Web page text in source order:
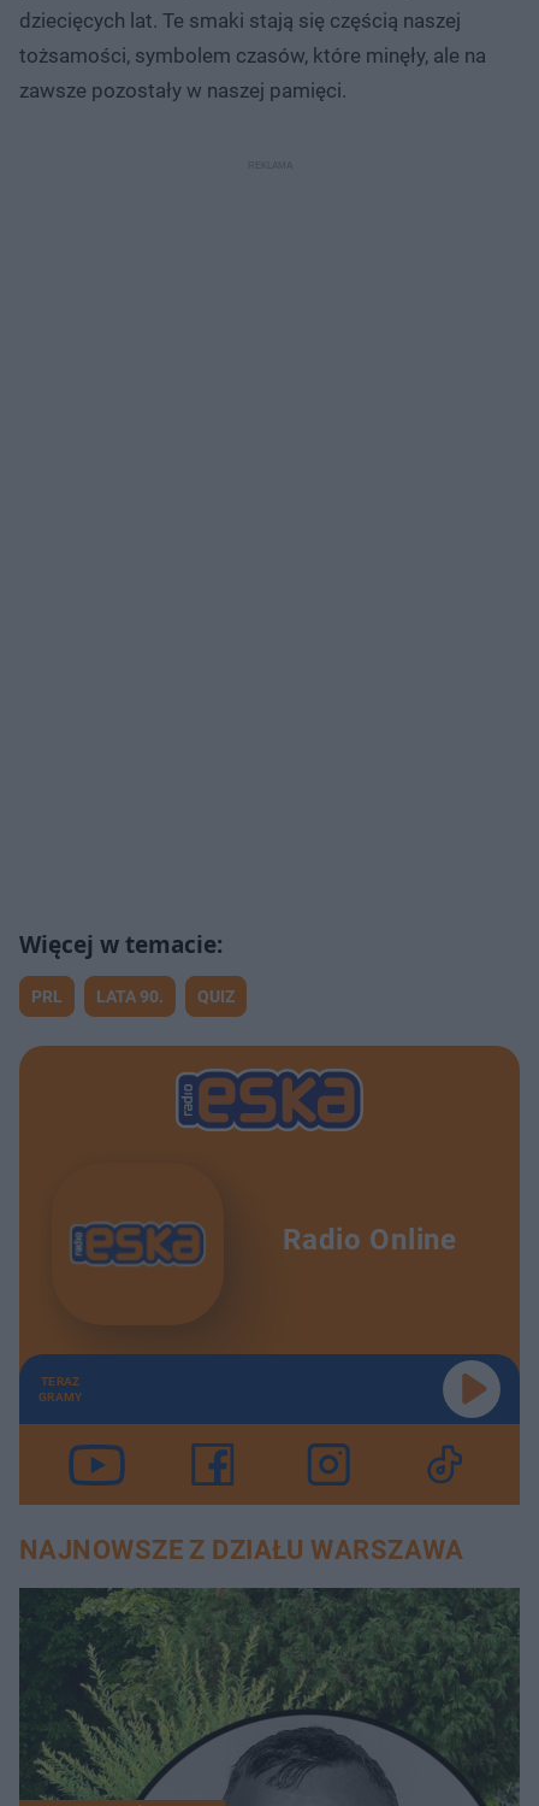
dziecięcych lat. Te smaki stają się częścią naszej
tożsamości, symbolem czasów, które minęły, ale na
zawsze pozostały w naszej pamięci.
PRL LATA 90. QUIZ
Radio Online
TERAZ
GRAMY
NAJNOWSZE Z DZIAŁU WARSZAWA